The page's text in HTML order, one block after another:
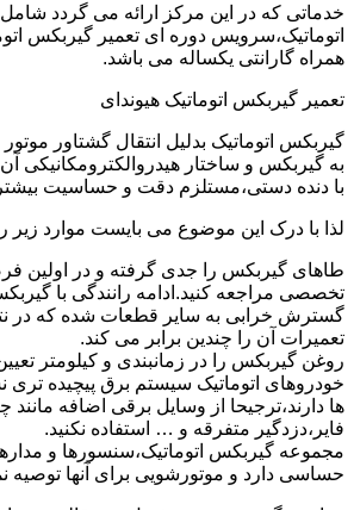
خدماتی که در این مرکز ارائه می گردد
اتوماتیک،سرویس دوره ای تعمیر گیربکس
همراه گارانتی یکساله می باشد.
تعمیر گیربکس اتوماتیک هیوندای
گیربکس اتوماتیک بدلیل انتقال گشتاور
به گیربکس و ساختار هیدروالکترومکانیکی
با دنده دستی،مستلزم دقت و حساسیت
لذا با درک این موضوع می بایست موارد زیر
طاهای گیربکس را جدی گرفته و در اولین
تخصصی مراجعه کنید.ادامه رانندگی با
گسترش خرابی به سایر قطعات شده که در
تعمیرات آن را چندین برابر می کند.
روغن گیربکس را در زمانبندی و کیلومتر
خودروهای اتوماتیک سیستم برق پیچیده تری
ها دارند،ترجیحا از وسایل برقی اضافه مانند
فایر،دزدگیر متفرقه و … استفاده نکنید.
مجموعه گیربکس اتوماتیک،سنسورها و
حساسی دارد و موتورشویی برای آنها توصیه